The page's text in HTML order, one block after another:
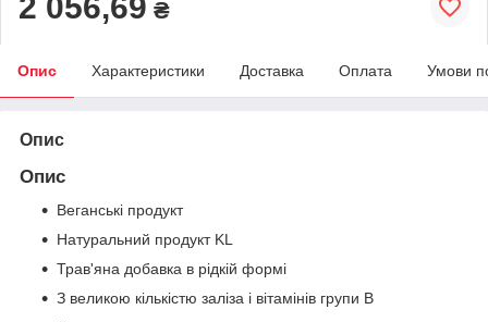
₴
Опис Характеристики Доставка Оплата Умови
Опис
Опис
Веганські продукт
Натуральний продукт KL
Трав'яна добавка в рідкій формі
З великою кількістю заліза і вітамінів групи B